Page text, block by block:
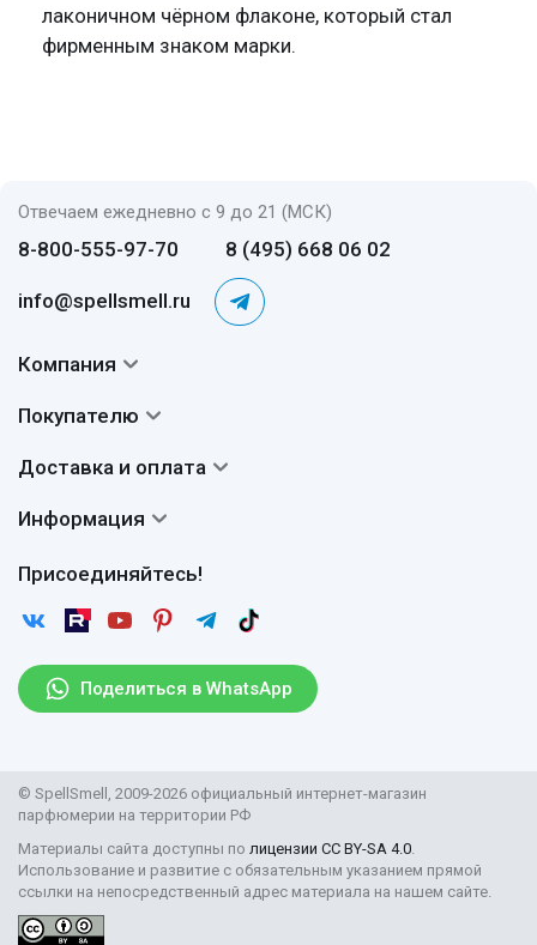
лаконичном чёрном флаконе, который стал
фирменным знаком марки.
Отвечаем ежедневно с 9 до 21 (МСК)
8-800-555-97-70 8 (495) 668 06 02
info@spellsmell.ru
Поделиться в WhatsApp
Присоединяйтесь!
Компания
Авторы
Сертификаты
Покупателю
Вопросы и ответы
Отзывы
Статьи
Рассылка
Доставка и оплата
Доставка
Возврат
Информация
Пользовательское соглашение
Защита персональных данных
Правила продажи товаров (Постановление Правительства
Поставщикам
© SpellSmell, 2009-2026 официальный интернет-магазин
парфюмерии на территории РФ
Материалы сайта доступны по лицензии CC BY-SA 4.0.
Использование и развитие с обязательным указанием прямой
ссылки на непосредственный адрес материала на нашем сайте.